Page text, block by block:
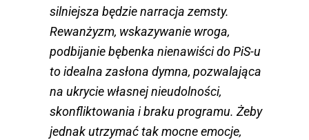
silniejsza będzie narracja zemsty.
Rewanżyzm, wskazywanie wroga,
podbijanie bębenka nienawiści do PiS-u
to idealna zasłona dymna, pozwalająca
na ukrycie własnej nieudolności,
skonfliktowania i braku programu. Żeby
jednak utrzymać tak mocne emocje,